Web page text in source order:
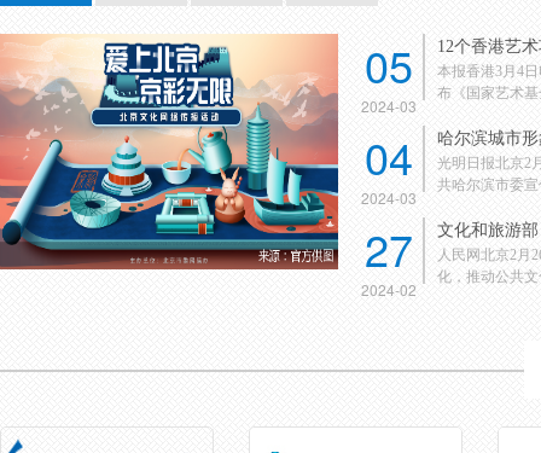
05
2024-03
12个香港艺
本报香港3月4
布《国家艺术
04
2024-03
哈尔滨城市
光明日报北京2
共哈尔滨市委
27
2024-02
文化和旅游
人民网北京2月
化，推动公共